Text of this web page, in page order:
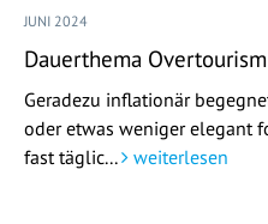
JUNI 2024
Dauerthema
Geradezu inflationär
oder etwas weniger elegant
fast täglic...
weiterlesen